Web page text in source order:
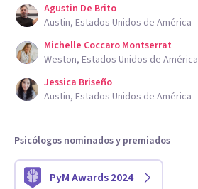
Agustin De Brito
Austin, Estados Unidos de América
Michelle Coccaro Montserrat
Weston, Estados Unidos de América
Jessica Briseño
Austin, Estados Unidos de América
Psicólogos nominados y premiados
PyM Awards 2024